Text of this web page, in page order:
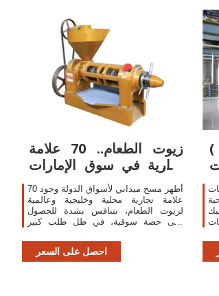
زيوت الطعام.. 70 علامة
تجارية في سوق الإمارات
اقتصاد
أظهر مسح ميداني لأسواق الدولة وجود 70
علامة تجارية محلية وخليجية وعالمية
لزيوت الطعام، تتنافس بشدة للحصول
على حصة سوقية، في ظل طلب كبير
البيع الرئيسة في الدولة، أن هناك علامات
تجارية
احصل على السعر
)